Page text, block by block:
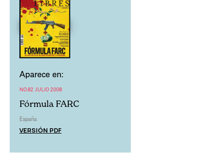
Aparece en:
NO.82 JULIO 2008
Fórmula FARC
España
VERSIÓN PDF